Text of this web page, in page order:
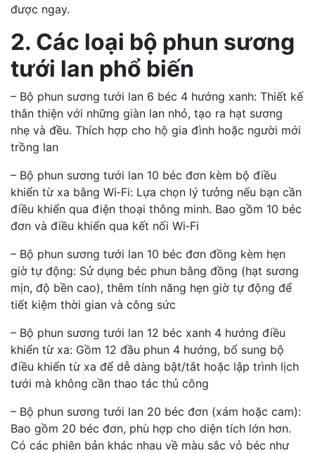
được ngay.
2. Các loại bộ phun sương
tưới lan phổ biến
– Bộ phun sương tưới lan 6 béc 4 hướng xanh: Thiết kế
thân thiện với những giàn lan nhỏ, tạo ra hạt sương
nhẹ và đều. Thích hợp cho hộ gia đình hoặc người mới
trồng lan
– Bộ phun sương tưới lan 10 béc đơn kèm bộ điều
khiển từ xa bằng Wi‑Fi: Lựa chọn lý tưởng nếu bạn cần
điều khiển qua điện thoại thông minh. Bao gồm 10 béc
đơn và điều khiển qua kết nối Wi‑Fi
– Bộ phun sương tưới lan 10 béc đơn đồng kèm hẹn
giờ tự động: Sử dụng béc phun bằng đồng (hạt sương
mịn, độ bền cao), thêm tính năng hẹn giờ tự động để
tiết kiệm thời gian và công sức
– Bộ phun sương tưới lan 12 béc xanh 4 hướng điều
khiển từ xa: Gồm 12 đầu phun 4 hướng, bổ sung bộ
điều khiển từ xa để dễ dàng bật/tắt hoặc lập trình lịch
tưới mà không cần thao tác thủ công
– Bộ phun sương tưới lan 20 béc đơn (xám hoặc cam):
Bao gồm 20 béc đơn, phù hợp cho diện tích lớn hơn.
Có các phiên bản khác nhau về màu sắc vỏ béc như